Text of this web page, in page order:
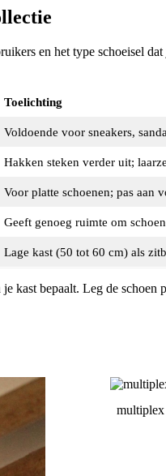
en het type schoeisel
Toelichting
Voldoende voor sneakers,
Hakken steken verder uit;
Voor platte schoenen; pas aan
Geeft genoeg ruimte om
Lage kast (50 tot 60 cm) als
bepaalt. Leg de
multiplex